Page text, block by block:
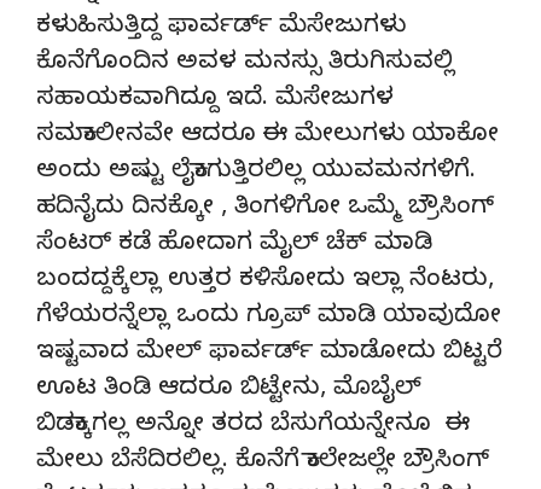
ಕಳುಹಿಸುತ್ತಿದ್ದ ಫಾರ್ವರ್ಡ್ ಮೆಸೇಜುಗಳು
ಕೊನೆಗೊಂದಿನ ಅವಳ ಮನಸ್ಸು ತಿರುಗಿಸುವಲ್ಲಿ
ಸಹಾಯಕವಾಗಿದ್ದೂ ಇದೆ. ಮೆಸೇಜುಗಳ
ಸಮಕಾಲೀನವೇ ಆದರೂ ಈ ಮೇಲುಗಳು ಯಾಕೋ
ಅಂದು ಅಷ್ಟು ಲೈಕಾಗುತ್ತಿರಲಿಲ್ಲ ಯುವಮನಗಳಿಗೆ.
ಹದಿನೈದು ದಿನಕ್ಕೋ , ತಿಂಗಳಿಗೋ ಒಮ್ಮೆ ಬ್ರೌಸಿಂಗ್
ಸೆಂಟರ್ ಕಡೆ ಹೋದಾಗ ಮೈಲ್ ಚೆಕ್ ಮಾಡಿ
ಬಂದದ್ದಕ್ಕೆಲ್ಲಾ ಉತ್ತರ ಕಳಿಸೋದು ಇಲ್ಲಾ ನೆಂಟರು,
ಗೆಳೆಯರನ್ನೆಲ್ಲಾ ಒಂದು ಗ್ರೂಪ್ ಮಾಡಿ ಯಾವುದೋ
ಇಷ್ಟವಾದ ಮೇಲ್ ಫಾರ್ವರ್ಡ್ ಮಾಡೋದು ಬಿಟ್ಟರೆ
ಊಟ ತಿಂಡಿ ಆದರೂ ಬಿಟ್ಟೇನು, ಮೊಬೈಲ್
ಬಿಡಕ್ಕಾಗಲ್ಲ ಅನ್ನೋ ತರದ ಬೆಸುಗೆಯನ್ನೇನೂ ಈ
ಮೇಲು ಬೆಸೆದಿರಲಿಲ್ಲ. ಕೊನೆಗೆ ಕಾಲೇಜಲ್ಲೇ ಬ್ರೌಸಿಂಗ್